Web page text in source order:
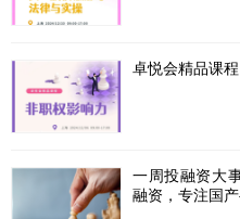
卓悦会精品课
一周投融资大
融资，专注国